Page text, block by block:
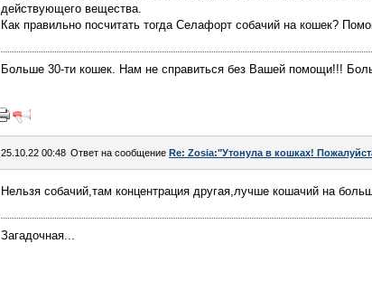
действующего вещества.
Как правильно посчитать тогда Селафорт собачий на кошек?
Больше 30-ти кошек. Нам не справиться без Вашей помощи!!!
25.10.22 00:48 Ответ на сообщение Re: Zosia:"Утонула в кошках!
Нельзя собачий,там концентрация другая,лучше кошачий на
Загадочная...